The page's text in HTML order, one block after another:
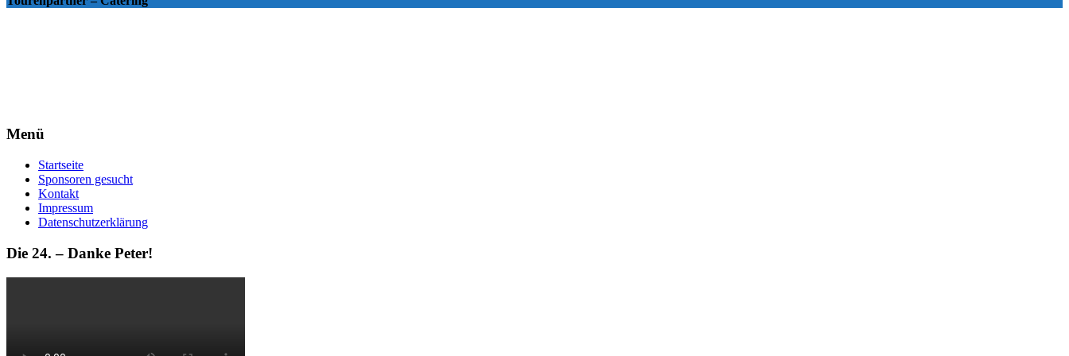
Menü
Startseite
Sponsoren gesucht
Kontakt
Impressum
Datenschutzerklärung
Die 24. – Danke Peter!